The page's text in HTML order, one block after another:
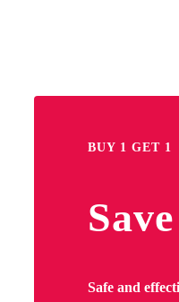
BUY 1 GET 1
Safe and